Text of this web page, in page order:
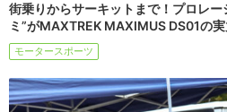
街乗りからサーキットまで！プロレ
ミ”がMAXTREK MAXIMUS DS01の実
モータースポーツ